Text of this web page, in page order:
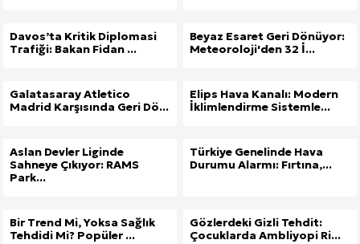
Davos’ta Kritik Diplomasi
Trafiği: Bakan Fidan ...
Beyaz Esaret Geri Dönüyor:
Meteoroloji'den 32 İ...
Galatasaray Atletico
Madrid Karşısında Geri Dö...
Elips Hava Kanalı: Modern
İklimlendirme Sistemle...
Aslan Devler Liginde
Sahneye Çıkıyor: RAMS
Park...
Türkiye Genelinde Hava
Durumu Alarmı: Fırtına,...
Bir Trend Mi, Yoksa Sağlık
Tehdidi Mi? Popüler ...
Gözlerdeki Gizli Tehdit:
Çocuklarda Ambliyopi Ri...